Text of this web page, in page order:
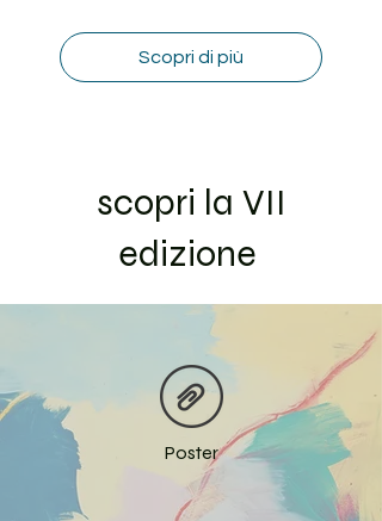
Scopri di più
scopri la VII
edizione
Poster